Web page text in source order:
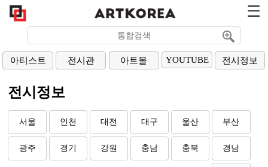
아티스트 전시관 아트몰 YOUTUBE 전시정보
전시정보
서울 인천 대전 대구 울산 부산
광주 경기 강원 충남 충북 경남